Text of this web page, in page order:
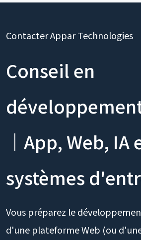
Contacter Appar Technologies
Conseil en
｜App, Web, IA
systèmes
Vous préparez le
d'une plateforme Web (ou